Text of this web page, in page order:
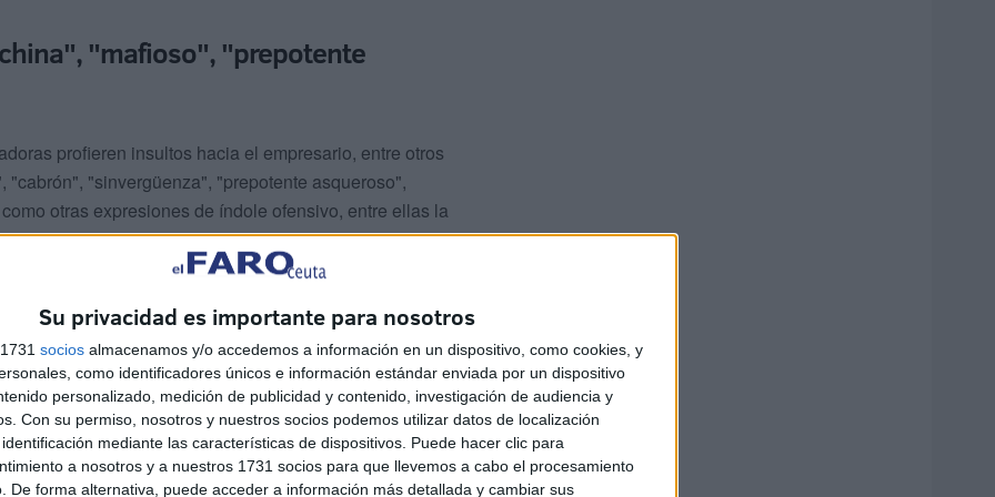
Su privacidad es importante para nosotros
socios almacenamos y/o accedemos a información en un dispositivo, como cookies, y
como identificadores únicos e información estándar enviada por un dispositivo
personalizado, medición de publicidad y contenido, investigación de audiencia y
Con su permiso, nosotros y nuestros socios podemos utilizar datos de localización
mediante las características de dispositivos. Puede hacer clic para
a nosotros y a nuestros 1731 socios para que llevemos a cabo el procesamiento
De forma alternativa, puede acceder a información más detallada y cambiar sus
"mafioso", "prepotente
profieren insultos hacia el empresario, entre otros
"sinvergüenza", "prepotente asqueroso",
otras expresiones de índole ofensivo, entre ellas la
También lanzan ofensas contra la pareja de su
de averiguar quiénes eran las instigadoras de la
una de las participantes en el chat facilitó
a su superior. Siete secretarias del grupo de
por parte de la empresa.